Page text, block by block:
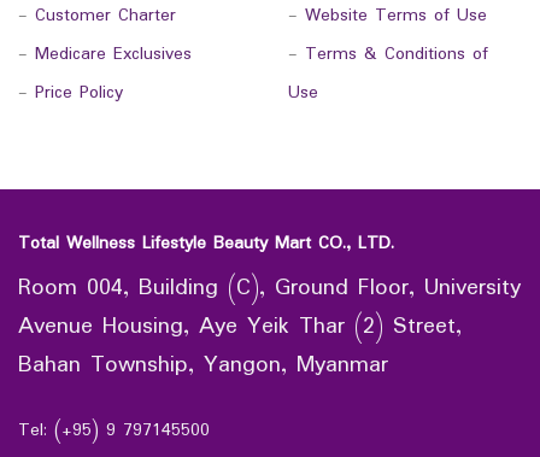
- Customer Charter
- Medicare Exclusives
- Price Policy
- Website Terms of Use
- Terms & Conditions of
Use
Total Wellness Lifestyle Beauty Mart CO., LTD.
Room 004, Building (C), Ground Floor, University
Avenue Housing, Aye Yeik Thar (2) Street,
Bahan Township, Yangon, Myanmar
Tel: (+95) 9 797145500